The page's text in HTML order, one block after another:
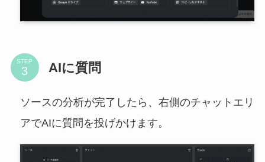
STEP AIに質問
ソースの分析が完了したら、右側のチャットエリ
アでAIに質問を投げかけます。